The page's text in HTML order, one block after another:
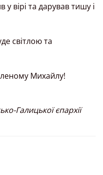
вірі та дарував тишу і
світлою та
Михайлу!
Галицької єпархії